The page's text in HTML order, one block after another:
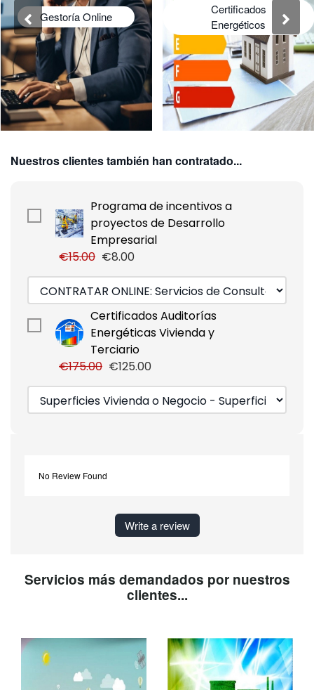
Gestoría Online
Certificados
Energéticos
Nuestros clientes también han contratado...
Programa de incentivos a
proyectos de Desarrollo
Empresarial
€15.00 €8.00
Certificados Auditorías
Energéticas Vivienda y
Terciario
€175.00 €125.00
No Review Found
Write a review
Servicios más demandados por nuestros
clientes...